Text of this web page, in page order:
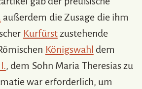
außerdem die Zusage die ihm
Kurfürstzustehende
Königswahl dem
, dem Sohn Maria Theresias zu
war erforderlich, um